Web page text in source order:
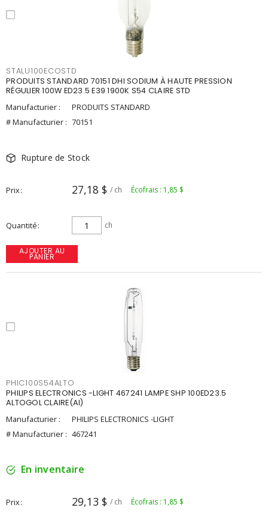
STALU100ECOSTD
PRODUITS STANDARD 70151 DHI SODIUM À HAUTE PRESSION
RÉGULIER 100W ED23.5 E39 1900K S54 CLAIRE STD
Manufacturier :
PRODUITS STANDARD
# Manufacturier : 70151
Rupture de Stock
Prix 27,18 $ / ch Écofrais : 1,85 $
Quantité ch
AJOUTER AU
PANIER
PHIC100S54ALTO
PHILIPS ELECTRONICS -LIGHT 467241 LAMPE SHP 100ED23.5
ALTOGOL CLAIRE(AI)
Manufacturier :
PHILIPS ELECTRONICS -LIGHT
# Manufacturier : 467241
En inventaire
Prix 29,13 $ / ch Écofrais : 1,85 $